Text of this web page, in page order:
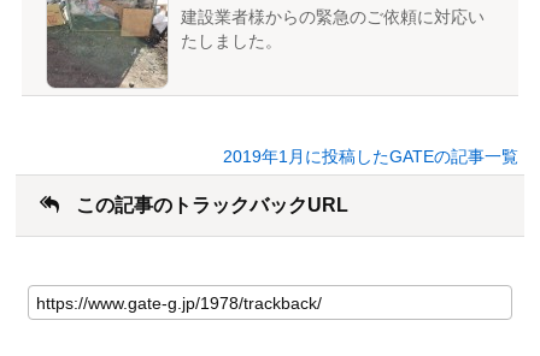
建設業者様からの緊急のご依頼に対応い
たしました。
2019年1月に投稿したGATEの記事一覧
この記事のトラックバックURL
の
記